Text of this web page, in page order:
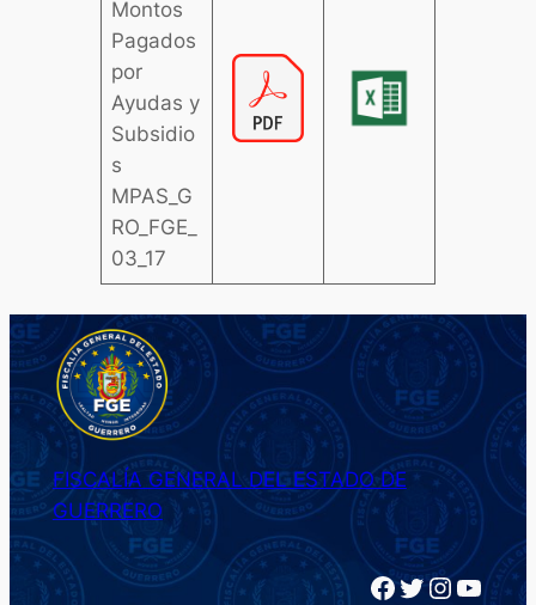
Montos
Pagados
por
Ayudas y
Subsidio
s
MPAS_G
RO_FGE_
03_17
FISCALÍA GENERAL DEL ESTADO DE
GUERRERO
Facebook Twitter InstagramYouTube